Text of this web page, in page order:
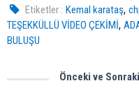
Etiketler : Kemal karataş,
TEŞEKKÜLLÜ VİDEO ÇEKİMİ,
BULUŞU
Önceki ve